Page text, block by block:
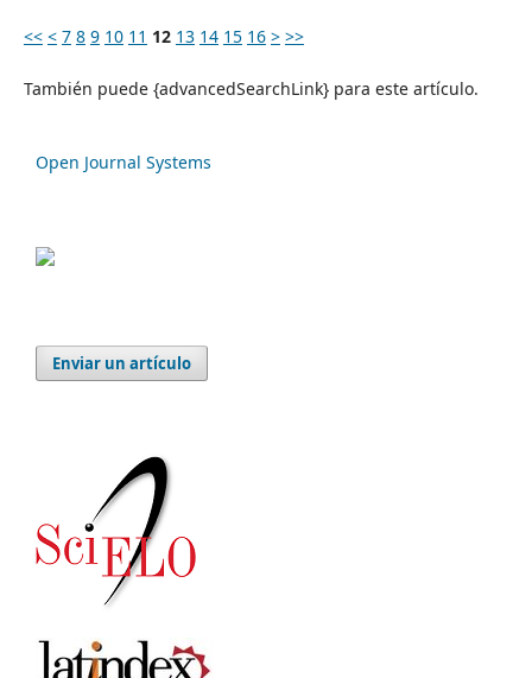
<< < 7 8 9 10 11 12 13 14 15 16 > >>
También puede {advancedSearchLink} para este artículo.
Open Journal Systems
Enviar un artículo